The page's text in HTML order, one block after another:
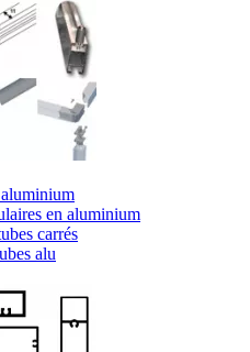
en aluminium
carrés
alu